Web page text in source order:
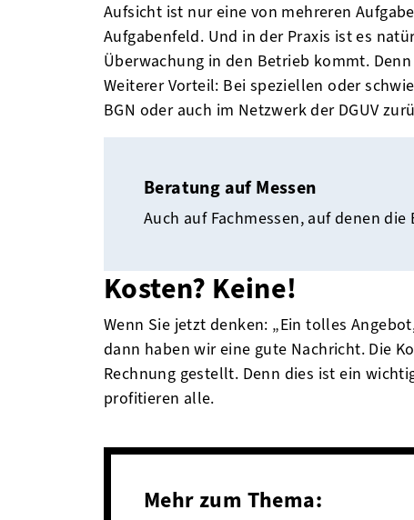
Aufsicht ist nur eine von mehreren
Aufgabenfeld. Und in der Praxis ist es
Überwachung in den Betrieb kommt.
Weiterer Vorteil: Bei speziellen oder
BGN oder auch im Netzwerk der DGUV
Beratung auf Messen
Auch auf Fachmessen, auf denen
Kosten? Keine!
Wenn Sie jetzt denken: „Ein tolles
dann haben wir eine gute Nachricht. Die
Rechnung gestellt. Denn dies ist ein
profitieren alle.
Mehr zum Thema: